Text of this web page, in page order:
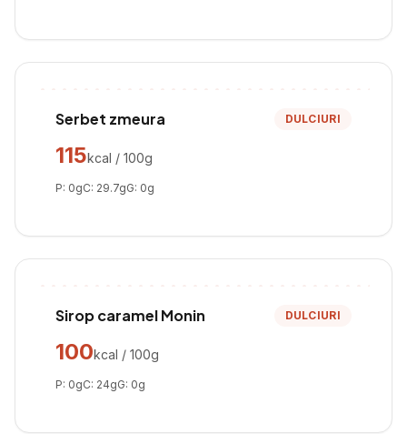
Serbet zmeura DULCIURI
115kcal / 100g
P: 0gC: 29.7gG: 0g
Sirop caramel Monin DULCIURI
100kcal / 100g
P: 0gC: 24gG: 0g